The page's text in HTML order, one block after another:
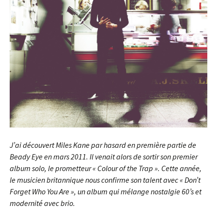
J’ai découvert Miles Kane par hasard en première partie de
Beady Eye en mars 2011. Il venait alors de sortir son premier
album solo, le prometteur « Colour of the Trap ». Cette année,
le musicien britannique nous confirme son talent avec « Don’t
Forget Who You Are », un album qui mélange nostalgie 60’s et
modernité avec brio.